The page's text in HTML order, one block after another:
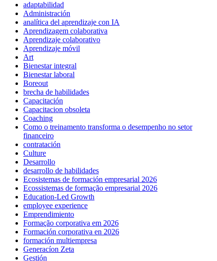
adaptabilidad
Administración
analítica del aprendizaje con IA
Aprendizagem colaborativa
Aprendizaje colaborativo
Aprendizaje móvil
Art
Bienestar integral
Bienestar laboral
Boreout
brecha de habilidades
Capacitación
Capacitacion obsoleta
Coaching
Como o treinamento transforma o desempenho no setor
financeiro
contratación
Culture
Desarrollo
desarrollo de habilidades
Ecosistemas de formación empresarial 2026
Ecossistemas de formação empresarial 2026
Education-Led Growth
employee experience
Emprendimiento
Formação corporativa em 2026
Formación corporativa en 2026
formación multiempresa
Generacíon Zeta
Gestión